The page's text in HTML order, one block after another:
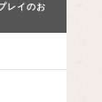
レイのお